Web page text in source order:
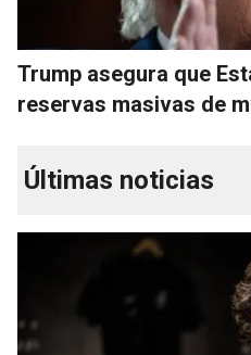
Trump asegura que
reservas masivas de
Últimas noticias